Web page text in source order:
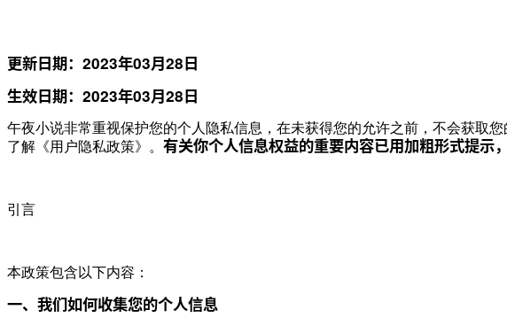
更新日期：2023年03月28日
生效日期：2023年03月28日
午夜小说非常重视保护您的个人隐私信息，在未获得您的允许之前，不会获取
了解《用户隐私政策》。 有关你个人信息权益的重要内容已用加粗形式提示
引言
本政策包含以下内容：
一、我们如何收集您的个人信息